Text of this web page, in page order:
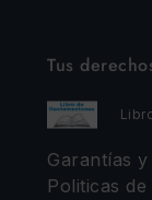
Tus
Garantías
Politicas